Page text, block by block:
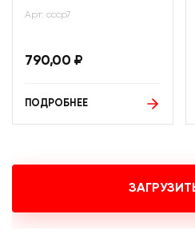
Арт: ссср7
790,00 ₽
ПОДРОБНЕЕ